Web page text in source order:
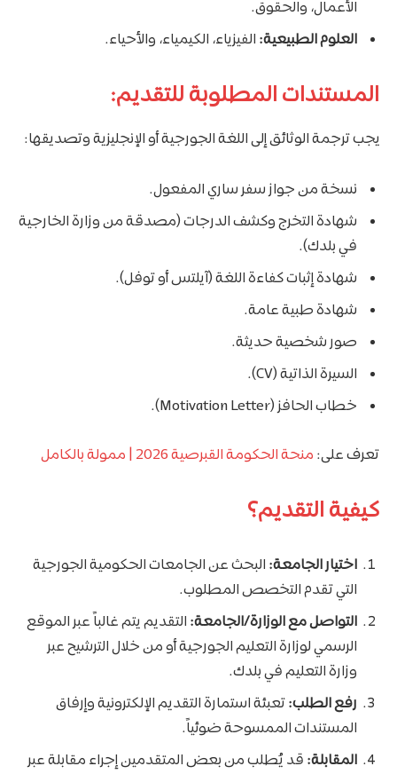
الأعمال، والحقوق.
العلوم الطبيعية: الفيزياء، الكيمياء، والأحياء.
المستندات المطلوبة للتقديم:
يجب ترجمة الوثائق إلى اللغة الجورجية أو الإنجليزية وتصديقها:
نسخة من جواز سفر ساري المفعول.
شهادة التخرج وكشف الدرجات (مصدقة من وزارة الخارجية
في بلدك).
شهادة إثبات كفاءة اللغة (آيلتس أو توفل).
شهادة طبية عامة.
صور شخصية حديثة.
السيرة الذاتية (CV).
خطاب الحافز (Motivation Letter).
تعرف على: منحة الحكومة القبرصية 2026 | ممولة بالكامل
كيفية التقديم؟
اختيار الجامعة: البحث عن الجامعات الحكومية الجورجية
التي تقدم التخصص المطلوب.
التواصل مع الوزارة/الجامعة: التقديم يتم غالباً عبر الموقع
الرسمي لوزارة التعليم الجورجية أو من خلال الترشيح عبر
وزارة التعليم في بلدك.
رفع الطلب:تعبئة استمارة التقديم الإلكترونية وإرفاق
المستندات الممسوحة ضوئياً.
المقابلة: قد يُطلب من بعض المتقدمين إجراء مقابلة عبر